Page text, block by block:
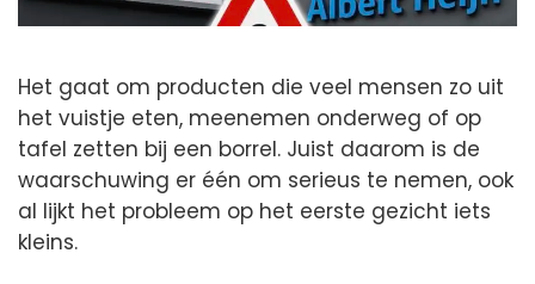
Het gaat om producten die veel mensen zo uit
het vuistje eten, meenemen onderweg of op
tafel zetten bij een borrel. Juist daarom is de
waarschuwing er één om serieus te nemen, ook
al lijkt het probleem op het eerste gezicht iets
kleins.